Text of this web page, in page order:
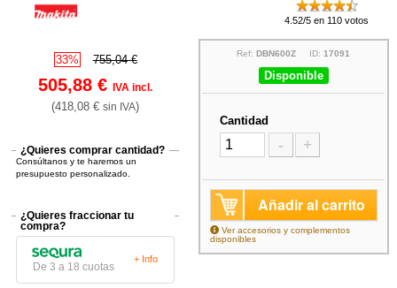
4.52/5 en 110 votos
33% 755,04 €
505,88 €IVA incl.
(418,08 €sin IVA)
¿Quieres comprar cantidad?
Consúltanos y te haremos un
presupuesto personalizado.
¿Quieres fraccionar tu
compra?
De 3 a 18 cuotas
+ Info
Ref:DBN600Z ID:17091
Disponible
Cantidad
- +
Añadir al carrito
Ver accesorios y complementos
disponibles